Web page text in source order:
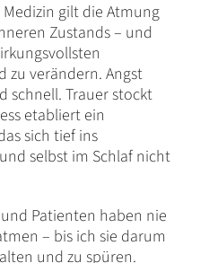
gilt die Atmung
Zustands – und
zu verändern. Angst
schnell. Trauer stockt
etabliert ein
sich tief ins
selbst im Schlaf nicht
Patienten haben nie
– bis ich sie darum
und zu spüren.